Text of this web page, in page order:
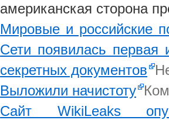
американская сторона
Мировые и российские
Сети появилась первая
секретных документов
Выложили начистоту
Сайт WikiLeaks